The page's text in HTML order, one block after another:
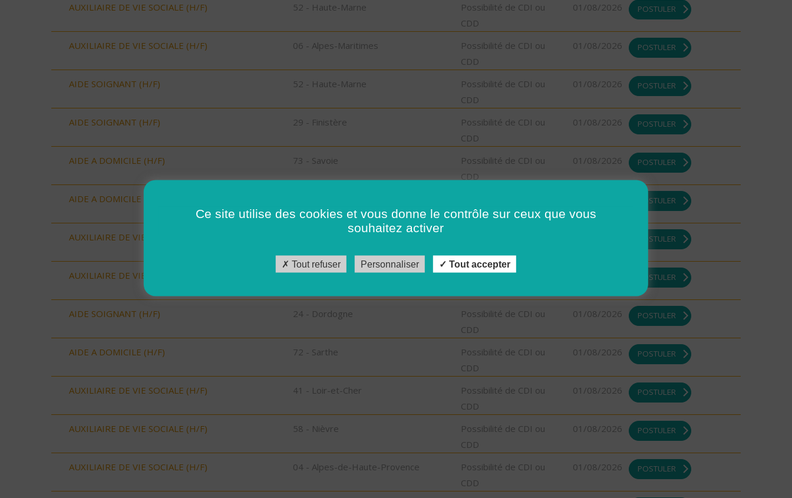
AUXILIAIRE DE VIE SOCIALE (H/F) 52 - Haute-Marne
Possibilité de CDI ou
CDD
01/08/2026 POSTULER
AUXILIAIRE DE VIE SOCIALE (H/F) 06 - Alpes-Maritimes
Possibilité de CDI ou
CDD
01/08/2026 POSTULER
AIDE SOIGNANT (H/F) 52 - Haute-Marne
Possibilité de CDI ou
CDD
01/08/2026 POSTULER
AIDE SOIGNANT (H/F) 29 - Finistère
Possibilité de CDI ou
CDD
01/08/2026 POSTULER
AIDE A DOMICILE (H/F) 73 - Savoie
Possibilité de CDI ou
CDD
01/08/2026 POSTULER
AIDE A DOMICILE (H/F)
CDD
POSTULER
AUXILIAIRE DE VIE SOCIALE (H/F)
CDD
POSTULER
AUXILIAIRE DE VIE SOCIALE (H/F) 55 - Meuse
Possibilité de CDI ou
POSTULER
AIDE SOIGNANT (H/F) 24 - Dordogne
Possibilité de CDI ou
CDD
01/08/2026 POSTULER
AIDE A DOMICILE (H/F) 72 - Sarthe
Possibilité de CDI ou
CDD
01/08/2026 POSTULER
AUXILIAIRE DE VIE SOCIALE (H/F) 41 - Loir-et-Cher
Possibilité de CDI ou
CDD
01/08/2026 POSTULER
AUXILIAIRE DE VIE SOCIALE (H/F) 58 - Nièvre
Possibilité de CDI ou
CDD
01/08/2026 POSTULER
AUXILIAIRE DE VIE SOCIALE (H/F) 04 - Alpes-de-Haute-Provence
Possibilité de CDI ou
CDD
01/08/2026 POSTULER
Ce site utilise des cookies et vous donne le contrôle sur ceux que vous
souhaitez activer
Tout refuser Personnaliser Tout accepter